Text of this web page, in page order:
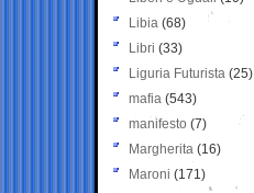
Libia (68)
Libri (33)
Liguria Futurista (25)
mafia (543)
manifesto (7)
Margherita (16)
Maroni (171)